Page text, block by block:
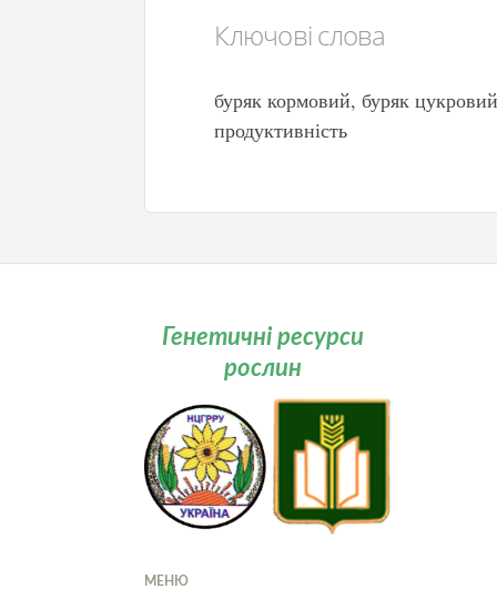
Ключові слова
буряк кормовий, буряк
продуктивність
Генетичні ресурси
рослин
МЕНЮ